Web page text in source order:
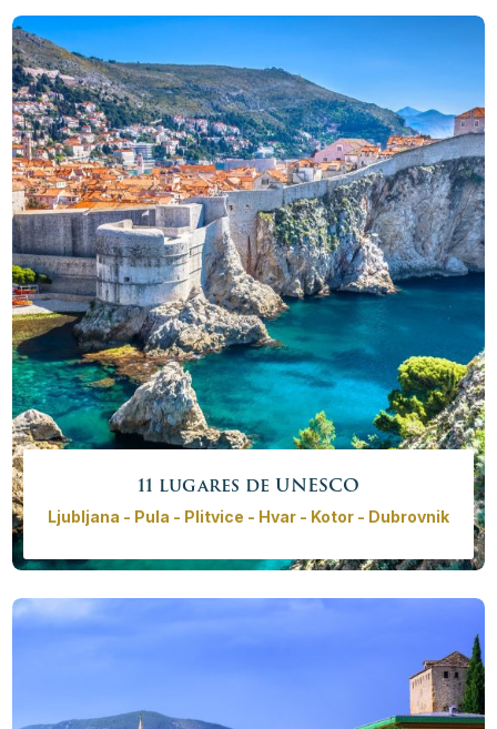
increíbles. Una combinación de cascos antiguos,
castillos, islas, parques naturales, cuevas y montañas
le dará una sensación de cómo se siente Europa
realmente.
Precio desde4415,00€ - 18560,00 €/
persona
Más info Reservar ahora
11 lugares de UNESCO
Ljubljana - Pula - Plitvice - Hvar - Kotor - Dubrovnik
¡Visite 4 países y 11 sitios de la UNESCO en tan sólo 13
camine por los lagos de Plitvice, pasee por el puente
de Mostar, las murallas de Dubrovnik y explore la